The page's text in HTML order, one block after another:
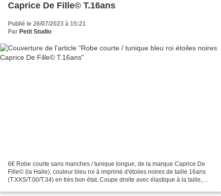
Caprice De Fille© T.16ans
Publié le 26/07/2023 à 15:21
Par Petit Studio
6€ Robe courte sans manches / tunique longue, de la marque Caprice De
Fille© (la Halle), couleur bleu roi à imprimé d'étoiles noires de taille 16ans
(T.XXS/T.00/T.34) en très bon état. Coupe droite avec élastique à la taille,